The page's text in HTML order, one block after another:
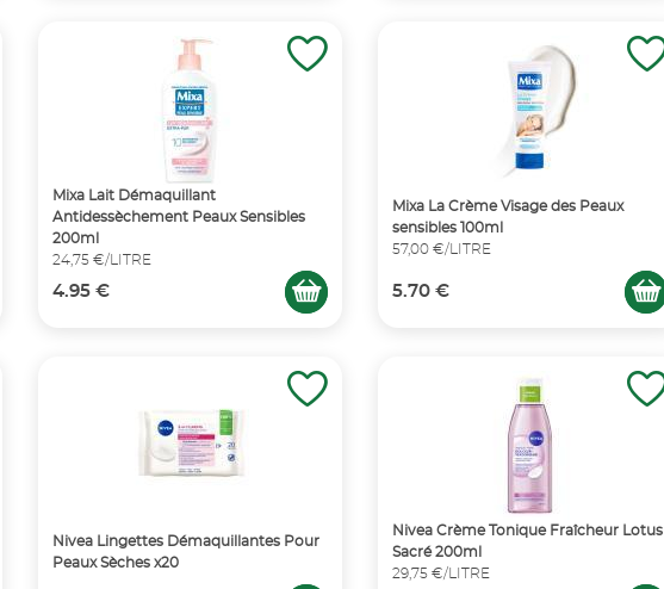
Mixa Lait Démaquillant
Antidessèchement Peaux Sensibles
200ml
24,75 €/LITRE
4.95 €
Mixa La Crème Visage des Peaux
sensibles 100ml
57,00 €/LITRE
5.70 €
Nivea Lingettes Démaquillantes Pour
Peaux Sèches x20
Nivea Crème Tonique Fraîcheur Lotus
Sacré 200ml
29,75 €/LITRE